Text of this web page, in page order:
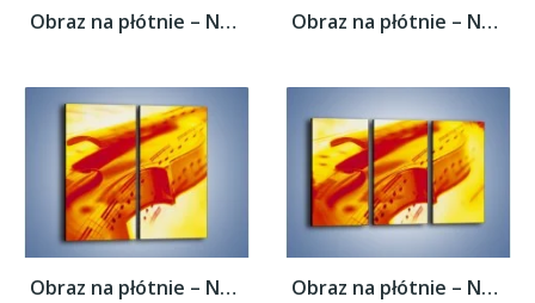
Obraz na płótnie – Nuty odbite w świetle... Obraz na płótnie – Nuty odbite w świetle...
Obraz na płótnie – Nuty odbite w świetle... Obraz na płótnie – Nuty odbite w świetle...